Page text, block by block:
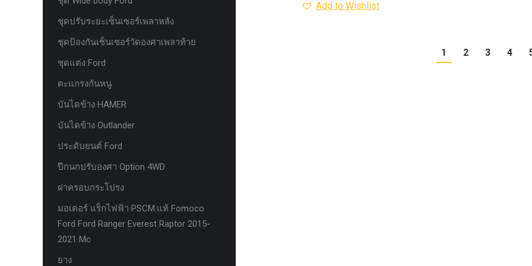
Add to Wishlist
1 2 3 4
ชุดปรับระยะเซ็นเซอร์เพลาหลัง
ชุดป้องกันเซ็นเซอร์วัดองศาเพลาท้าย
ชุดแต่ง Ford
ตะแกรงกันหนู
บันไดข้าง HAMER
บันไดข้าง Outlander
ประดับยนต์ Ford
ปีกนกปรับองศา Option 4WD
ฝาครอบกระโปรง
มอเตอร์ แร็กไฟฟ้า PSCM.แท้ Fomoco
Ford Ford Ranger Everest Raptor 2015-
2021 Mc
ยาง
ห่วงแดง HAMER
ห่วงโอเมก้า option
หัวเกียร์
อุปกรณ์ภายในรถยนต์ FORD
เคสกุญแจคาร์บอน for ford next gen
เซ็นเซอร์หน้าพร้อมสายแท้ 4 จุด ตรงรุ่น
Ranger Everest Raptor MC ปี 2015-2021
เซ็นเซอร์หน้าพร้อมสายแท้ 6 จุด ตรงรุ่น
Ranger Everest Raptor MC ปี 2015-2021
แผงครอบแอร์ FCIM ตรงรุ่น Ford XLT.
แผงควบคุมแอร์ FCIM ตรงรุ่น FORD
EVEREST 2.2 3.2 2.0
แหนบแอด option 4wd